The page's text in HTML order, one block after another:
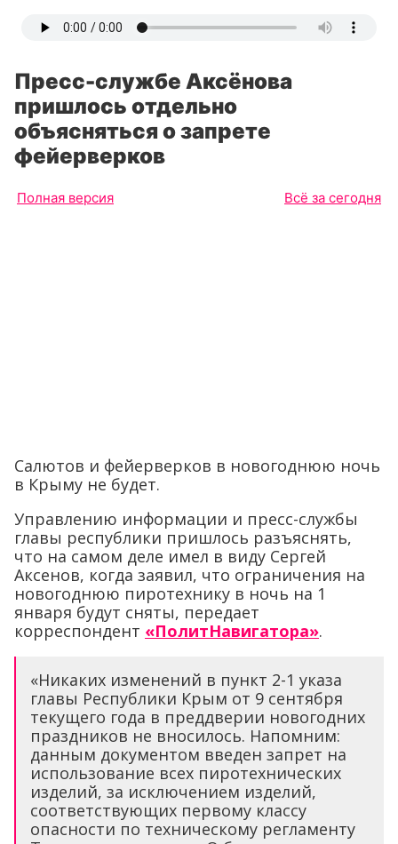
Пресс-службе Аксёнова
пришлось отдельно
объясняться о запрете
фейерверков
Полная версия Всё за сегодня
Салютов и фейерверков в новогоднюю ночь
в Крыму не будет.
Управлению информации и пресс-службы
главы республики пришлось разъяснять,
что на самом деле имел в виду Сергей
Аксенов, когда заявил, что ограничения на
новогоднюю пиротехнику в ночь на 1
января будут сняты, передает
корреспондент «ПолитНавигатора».
«Никаких изменений в пункт 2-1 указа
главы Республики Крым от 9 сентября
текущего года в преддверии новогодних
праздников не вносилось. Напомним:
данным документом введен запрет на
использование всех пиротехнических
изделий, за исключением изделий,
соответствующих первому классу
опасности по техническому регламенту